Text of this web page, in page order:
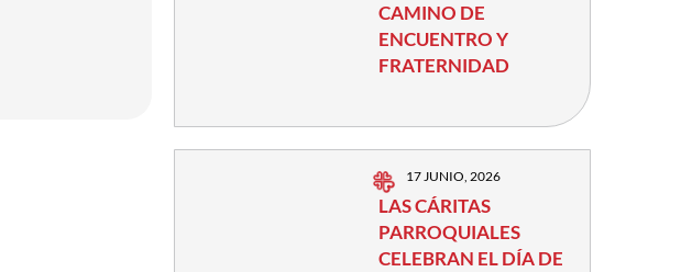
CAMINO DE
ENCUENTRO Y
FRATERNIDAD
17 JUNIO, 2026
LAS CÁRITAS
PARROQUIALES
CELEBRAN EL DÍA DE